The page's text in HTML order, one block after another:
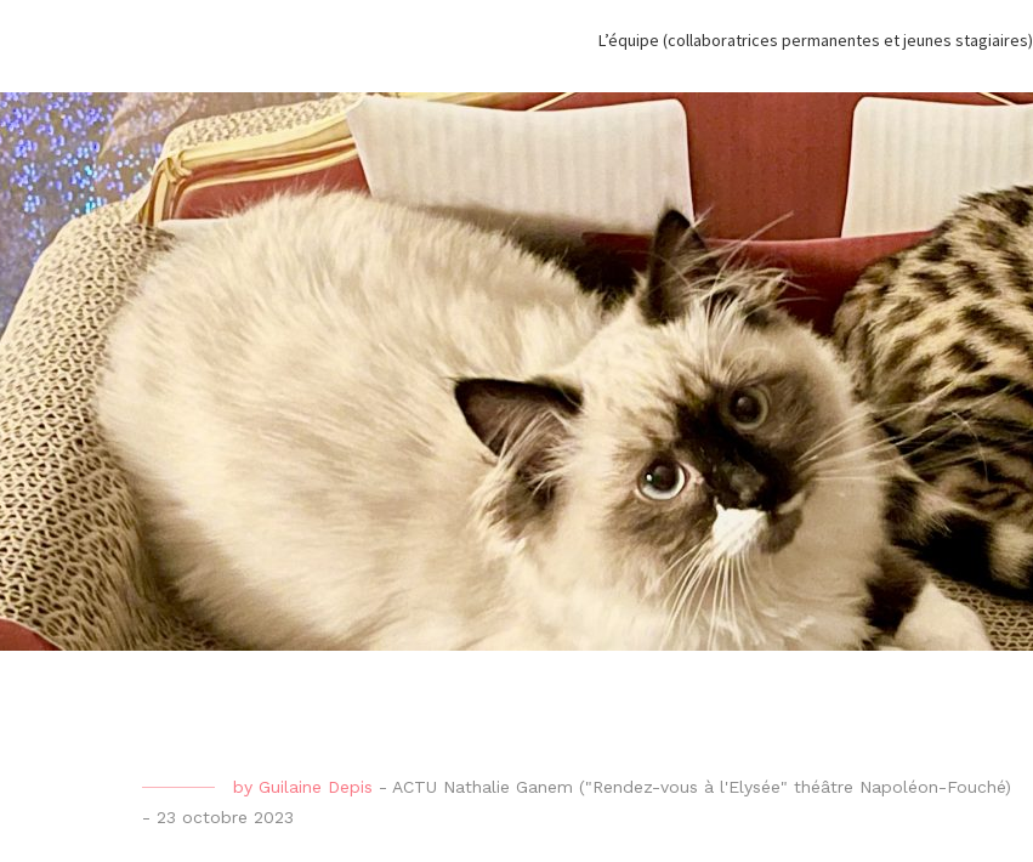
L’équipe (collaboratrices permanentes et jeunes stagiaires)
by Guilaine Depis - ACTU Nathalie Ganem ("Rendez-vous à l'Elysée" théâtre Napoléon-Fouché)
- 23 octobre 2023